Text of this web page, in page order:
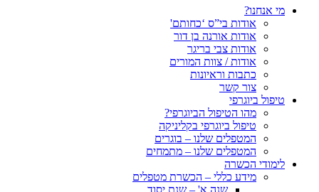
מי אנחנו?
אודות בי”ס ‘כחותם'
אודות אורנה בן דור
אודות צבי בריגר
אודות / צוות המורים
כתבות וראיונות
צור קשר
טיפול ביוגרפי
מהו הטיפול הביוגרפי?
טיפול ביוגרפי בקליניקה
המטפלים שלנו – בוגרים
המטפלים שלנו – מתמחים
לימודי הכשרה
מידע כללי – הכשרת מטפלים